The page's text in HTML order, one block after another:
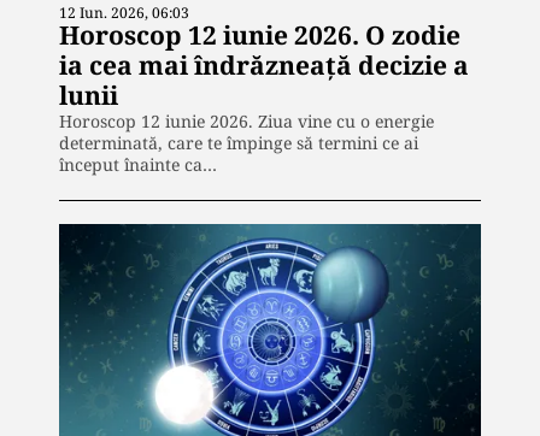
12 Iun. 2026, 06:03
Horoscop 12 iunie 2026. O zodie
ia cea mai îndrăzneață decizie a
lunii
Horoscop 12 iunie 2026. Ziua vine cu o energie
determinată, care te împinge să termini ce ai
început înainte ca…